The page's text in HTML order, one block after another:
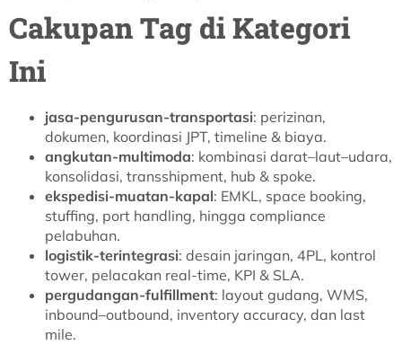
Cakupan Tag di Kategori
Ini
jasa-pengurusan-transportasi: perizinan,
dokumen, koordinasi JPT, timeline & biaya.
angkutan-multimoda: kombinasi darat–laut–udara,
konsolidasi, transshipment, hub & spoke.
ekspedisi-muatan-kapal: EMKL, space booking,
stuffing, port handling, hingga compliance
pelabuhan.
logistik-terintegrasi: desain jaringan, 4PL, kontrol
tower, pelacakan real-time, KPI & SLA.
pergudangan-fulfillment: layout gudang, WMS,
inbound–outbound, inventory accuracy, dan last
mile.